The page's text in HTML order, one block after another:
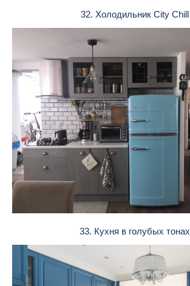
32. Холодильник City Chill
33. Кухня в голубых тонах